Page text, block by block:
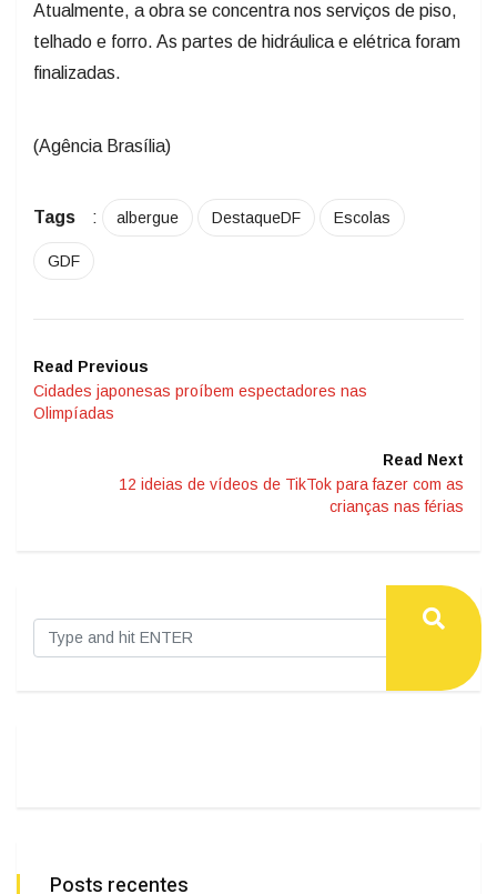
Atualmente, a obra se concentra nos serviços de piso,
telhado e forro. As partes de hidráulica e elétrica foram
finalizadas.
(Agência Brasília)
Tags : albergue DestaqueDF Escolas
GDF
Read Previous
Cidades japonesas proíbem espectadores nas
Olimpíadas
Read Next
12 ideias de vídeos de TikTok para fazer com as
crianças nas férias
Posts recentes